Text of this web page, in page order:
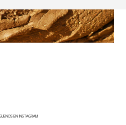
EN INSTAGRAM